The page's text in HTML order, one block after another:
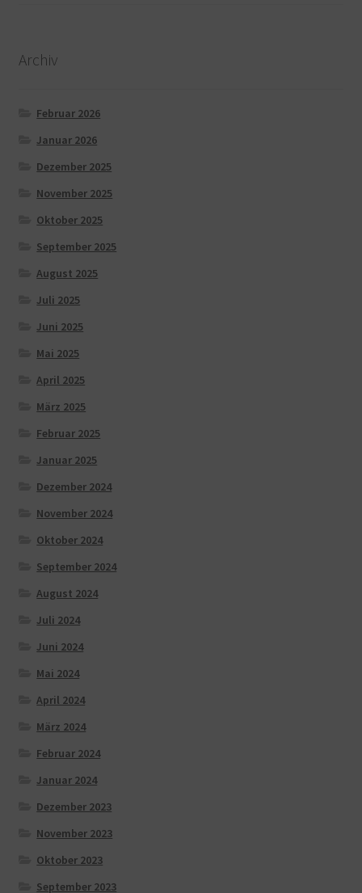
Archiv
Februar 2026
Januar 2026
Dezember 2025
November 2025
Oktober 2025
September 2025
August 2025
Juli 2025
Juni 2025
Mai 2025
April 2025
März 2025
Februar 2025
Januar 2025
Dezember 2024
November 2024
Oktober 2024
September 2024
August 2024
Juli 2024
Juni 2024
Mai 2024
April 2024
März 2024
Februar 2024
Januar 2024
Dezember 2023
November 2023
Oktober 2023
September 2023